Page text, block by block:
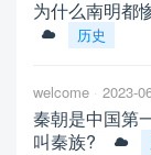
为什么南明都
历史
welcome 2023-
秦朝是中国第
叫秦族?